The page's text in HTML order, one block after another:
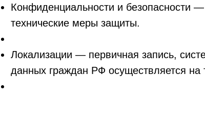
Конфиденциальности и безопасности
технические меры защиты.
Локализации — первичная запись,
данных граждан РФ осуществляется на